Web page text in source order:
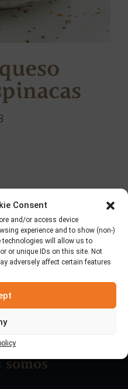
Consent
and/or access device
experience and to show (non-)
will allow us to
or unique IDs on this site. Not
adversely affect certain features
somos